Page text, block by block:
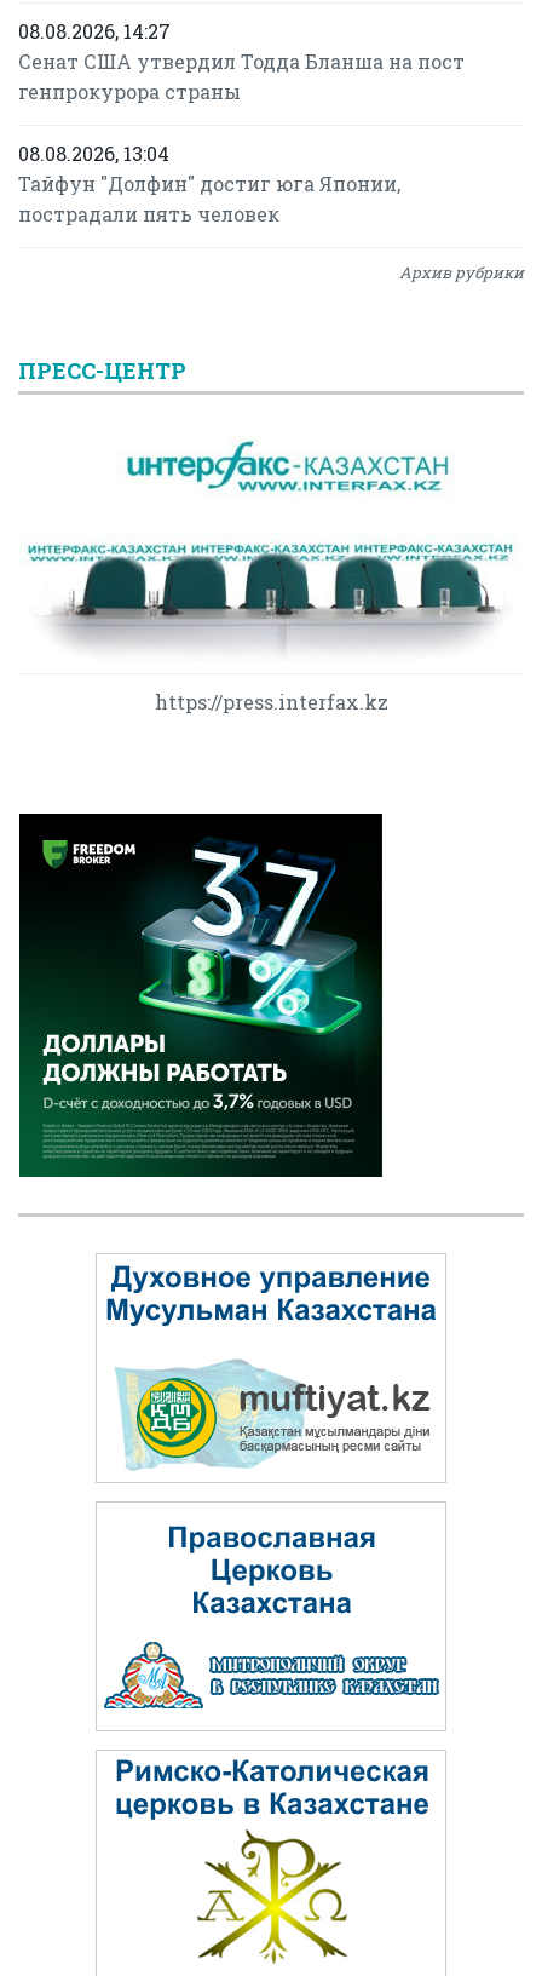
08.08.2026, 14:27
Сенат США утвердил Тодда Бланша на пост
генпрокурора страны
08.08.2026, 13:04
Тайфун "Долфин" достиг юга Японии,
пострадали пять человек
Архив рубрики
ПРЕСС-ЦЕНТР
https://press.interfax.kz